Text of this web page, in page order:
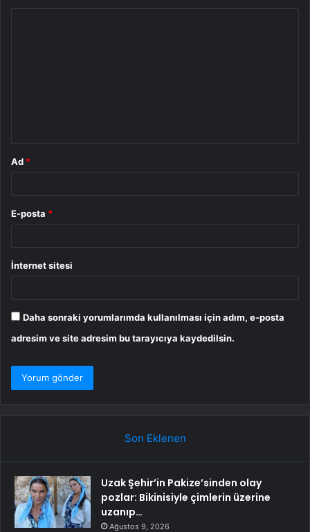
Ad *
E-posta *
İnternet sitesi
Daha sonraki yorumlarımda kullanılması için adım, e-posta
adresim ve site adresim bu tarayıcıya kaydedilsin.
Son Eklenen
Uzak Şehir’in Pakize’sinden olay
pozlar: Bikinisiyle çimlerin üzerine
uzanıp…
Ağustos 9, 2026